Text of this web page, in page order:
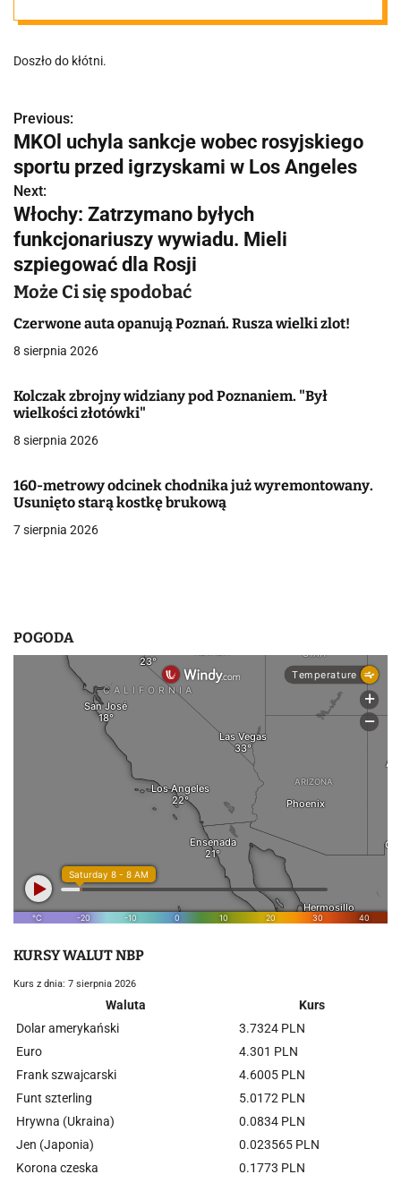
stoją 4
radiowozy."
Doszło do kłótni.
N
a
w
i
g
a
c
j
a
w
i
s
Previous:
MKOl uchyla sankcje wobec rosyjskiego
sportu przed igrzyskami w Los Angeles
Next:
Włochy: Zatrzymano byłych
funkcjonariuszy wywiadu. Mieli
szpiegować dla Rosji
Może Ci się spodobać
Czerwone auta opanują Poznań. Rusza wielki zlot!
8 sierpnia 2026
Kolczak zbrojny widziany pod Poznaniem. "Był
wielkości złotówki"
8 sierpnia 2026
160-metrowy odcinek chodnika już wyremontowany.
Usunięto starą kostkę brukową
7 sierpnia 2026
POGODA
KURSY WALUT NBP
Kurs z dnia: 7 sierpnia 2026
Waluta
Kurs
Dolar amerykański
3.7324 PLN
Euro
4.301 PLN
Frank szwajcarski
4.6005 PLN
Funt szterling
5.0172 PLN
Hrywna (Ukraina)
0.0834 PLN
Jen (Japonia)
0.023565 PLN
Korona czeska
0.1773 PLN